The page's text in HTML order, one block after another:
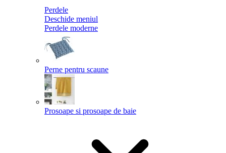
Perdele
Deschide meniul
Perdele moderne
Perne pentru scaune
Prosoape si prosoape de baie